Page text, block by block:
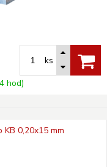
ks
hod)
0,20x15 mm